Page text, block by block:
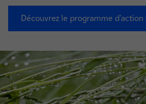
Découvrez le programme d'action